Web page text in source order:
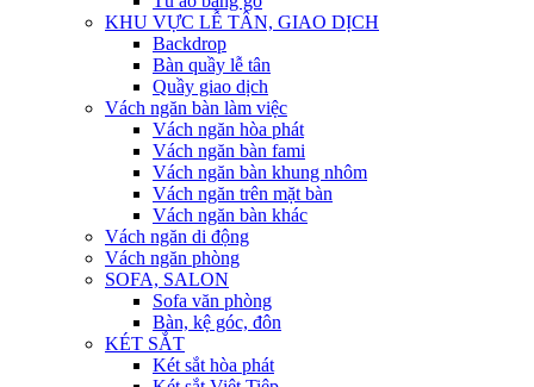
KHU VỰC LỄ TÂN, GIAO DỊCH
Backdrop
Bàn quầy lễ tân
Quầy giao dịch
Vách ngăn bàn làm việc
Vách ngăn hòa phát
Vách ngăn bàn fami
Vách ngăn bàn khung nhôm
Vách ngăn trên mặt bàn
Vách ngăn bàn khác
Vách ngăn di động
Vách ngăn phòng
SOFA, SALON
Sofa văn phòng
Bàn, kệ góc, đôn
KÉT SẮT
Két sắt hòa phát